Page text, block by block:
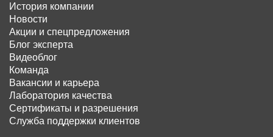
История компании
Новости
Акции и спецпредложения
Блог эксперта
Видеоблог
Команда
Вакансии и карьера
Лаборатория качества
Сертификаты и разрешения
Служба поддержки клиентов